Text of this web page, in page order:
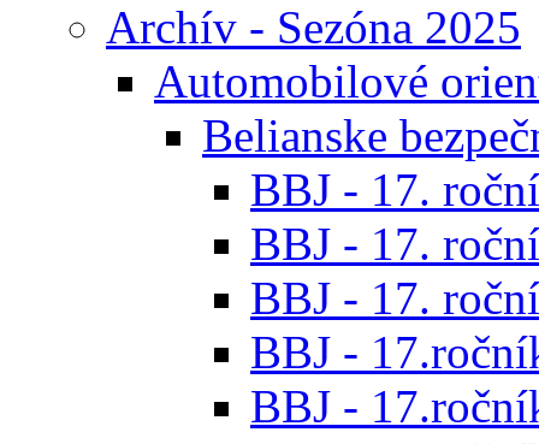
Archív - Sezóna 2025
Automobilové
Belianske
BBJ - 17.
BBJ - 17.
BBJ - 17.
BBJ -
BBJ -